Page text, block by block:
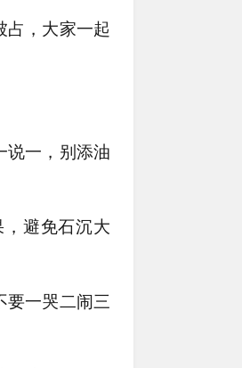
，大家一起
一，别添油
避免石沉大
一哭二闹三